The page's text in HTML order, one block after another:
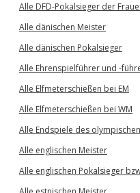
Alle DFD-Pokalsieger der
Alle dänischen Meister
Alle dänischen Pokalsieger
Alle Ehrenspielführer und -
Alle Elfmeterschießen bei EM
Alle Elfmeterschießen bei WM
Alle Endspiele des
Alle englischen Meister
Alle englischen Pokalsieger